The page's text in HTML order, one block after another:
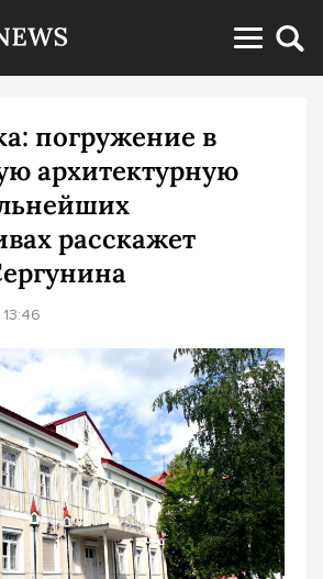
погружение в
архитектурную
расскажет